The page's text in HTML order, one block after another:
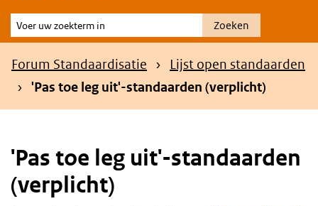
Voer
uw
zoekterm
Zoeken
Kruimelpad
Forum Standaardisatie
Lijst open standaarden
'Pas toe leg uit'-standaarden (verplicht)
'Pas toe leg uit'-standaarden
(verplicht)